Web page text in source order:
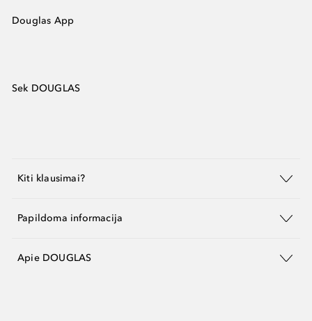
Douglas App
Sek DOUGLAS
Kiti klausimai?
Papildoma informacija
Apie DOUGLAS